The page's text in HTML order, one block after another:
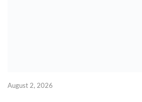
August 2, 2026